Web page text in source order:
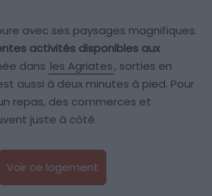
avec ses paysages magnifiques.
activités disponibles aux
dans les Agriates, sorties en
aussi à deux minutes à pied. Pour
repas, des commerces et
juste à côté.
Voir ce logement